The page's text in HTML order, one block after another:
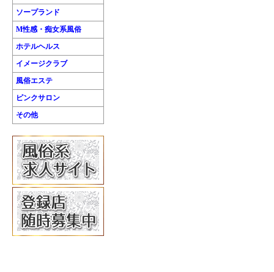
ソープランド
M性感・痴女系風俗
ホテルヘルス
イメージクラブ
風俗エステ
ピンクサロン
その他